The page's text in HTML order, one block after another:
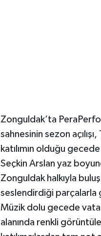
Zonguldak’ta
sahnesinin sezon
katılımın olduğu
Seçkin Arslan yaz
Zonguldak halkıyla
seslendirdiği parçalarla
Müzik dolu gecede
alanında renkli